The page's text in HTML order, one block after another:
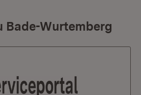
Bade-Wurtemberg